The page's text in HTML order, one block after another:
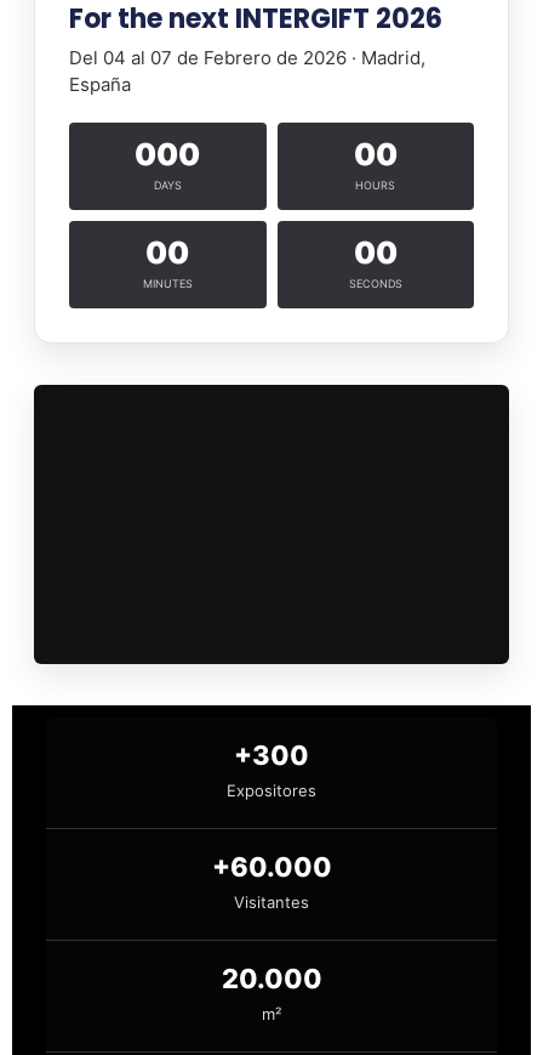
For the next INTERGIFT 2026
Del 04 al 07 de Febrero de 2026 · Madrid,
España
000
DAYS
00
HOURS
00
MINUTES
00
SECONDS
+300
Expositores
+60.000
Visitantes
20.000
m²